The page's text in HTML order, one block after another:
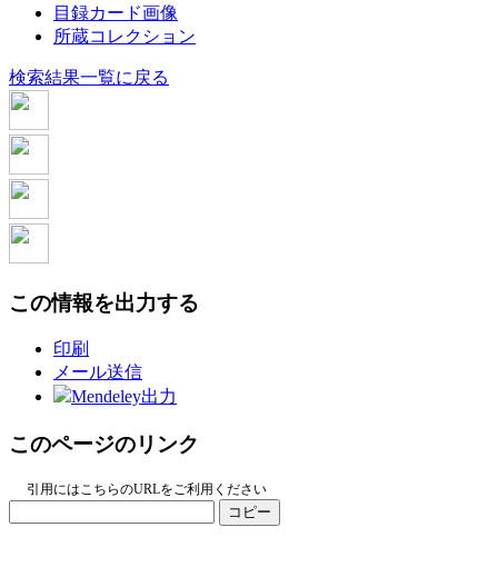
目録カード画像
所蔵コレクション
検索結果一覧に戻る
この情報を出力する
印刷
メール送信
Mendeley出力
このページのリンク
引用にはこちらのURLをご利用ください
コピー